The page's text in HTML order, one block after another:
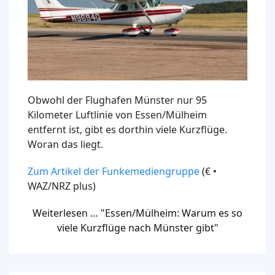
Obwohl der Flughafen Münster nur 95
Kilometer Luftlinie von Essen/Mülheim
entfernt ist, gibt es dorthin viele Kurzflüge.
Woran das liegt.
Zum Artikel der Funkemediengruppe(€ •
WAZ/NRZ plus)
Weiterlesen … "Essen/Mülheim: Warum es so
viele Kurzflüge nach Münster gibt"